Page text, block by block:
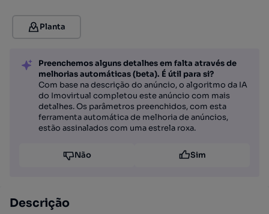
Planta
Preenchemos alguns detalhes em falta através de
melhorias automáticas (beta). É útil para si?
Com base na descrição do anúncio, o algoritmo da IA
do Imovirtual completou este anúncio com mais
detalhes. Os parâmetros preenchidos, com esta
ferramenta automática de melhoria de anúncios,
estão assinalados com uma estrela roxa.
Não Sim
Descrição